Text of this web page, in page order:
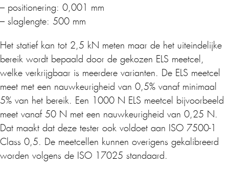
– positionering: 0,001 mm
– slaglengte: 500 mm
Het statief kan tot 2,5 kN meten maar de het uiteindelijke
bereik wordt bepaald door de gekozen ELS meetcel,
welke verkrijgbaar is meerdere varianten. De ELS meetcel
meet met een nauwkeurigheid van 0,5% vanaf minimaal
5% van het bereik. Een 1000 N ELS meetcel bijvoorbeeld
meet vanaf 50 N met een nauwkeurigheid van 0,25 N.
Dat maakt dat deze tester ook voldoet aan ISO 7500-1
Class 0,5. De meetcellen kunnen overigens gekalibreerd
worden volgens de ISO 17025 standaard.